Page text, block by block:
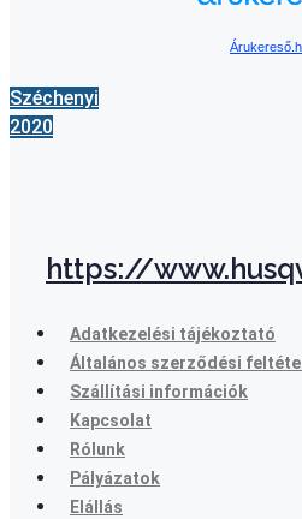
Széchenyi
2020
https://
Adatkezelési tájékoztató
Általános szerződési
Szállítási információk
Kapcsolat
Rólunk
Pályázatok
Elállás